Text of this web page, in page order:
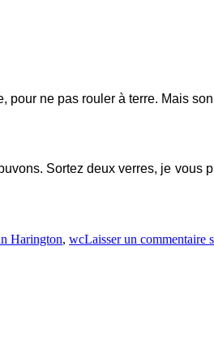
pour ne pas rouler à terre. Mais
Sortez deux verres, je vous
Harington, wcLaisser un commentaire